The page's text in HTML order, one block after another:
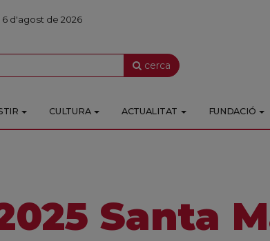
6 d'agost de 2026
cerca
CULTURA ACTUALITAT FUNDACIÓ
Santa